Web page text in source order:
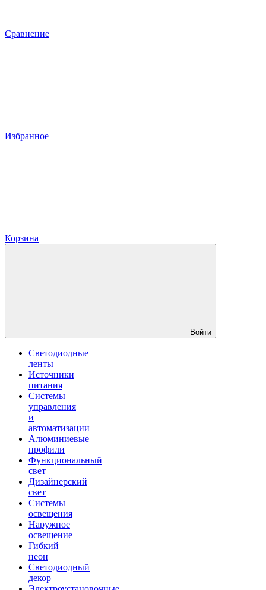
Сравнение
Избранное
Корзина
Войти
Светодиодные
ленты
Источники
питания
Системы
управления
и
автоматизации
Алюминиевые
профили
Функциональный
свет
Дизайнерский
свет
Системы
освещения
Наружное
освещение
Гибкий
неон
Светодиодный
декор